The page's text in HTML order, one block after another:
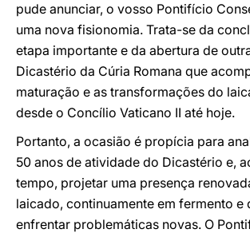
pude anunciar, o vosso Pontifício
uma nova fisionomia. Trata-se da
etapa importante e da abertura de
Dicastério da Cúria Romana que
maturação e as transformações do
desde o Concílio Vaticano II até hoje.
Portanto, a ocasião é propícia para
50 anos de atividade do Dicastério e,
tempo, projetar uma presença
laicado, continuamente em fermento e
enfrentar problemáticas novas. O